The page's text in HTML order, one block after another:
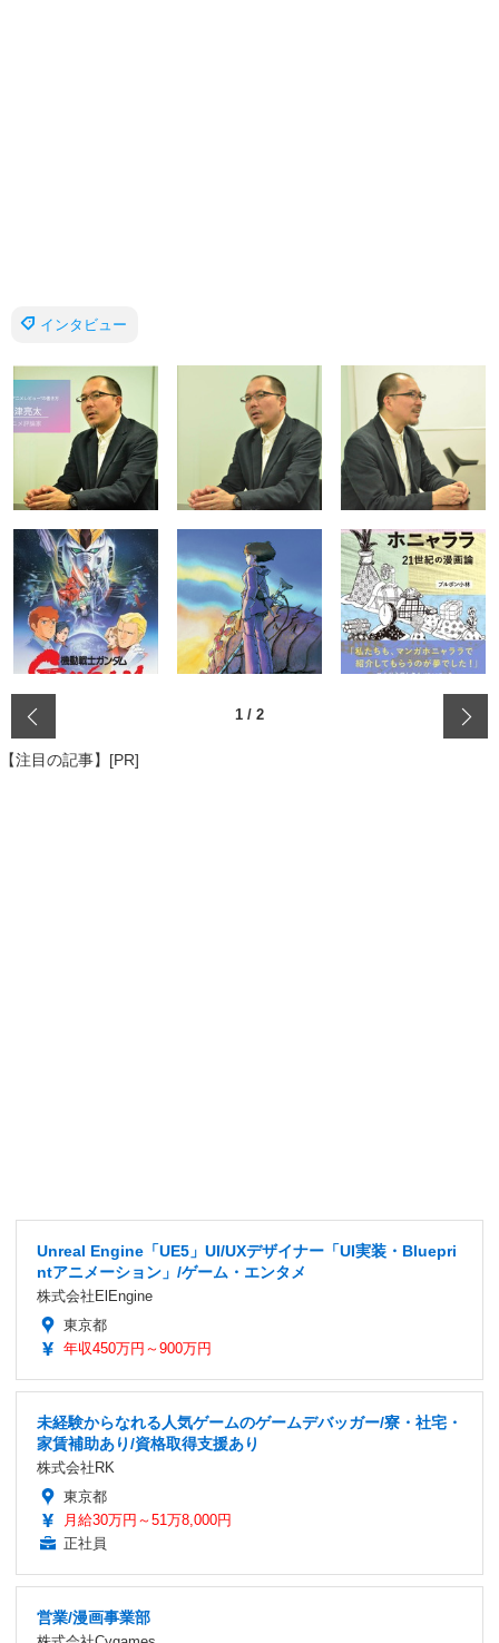
インタビュー
1 / 2
【注目の記事】[PR]
Unreal Engine「UE5」UI/UXデザイナー「UI実装・Bluepri
ntアニメーション」/ゲーム・エンタメ
株式会社ElEngine
東京都
年収450万円～900万円
未経験からなれる人気ゲームのゲームデバッガー/寮・社宅・
家賃補助あり/資格取得支援あり
株式会社RK
東京都
月給30万円～51万8,000円
正社員
営業/漫画事業部